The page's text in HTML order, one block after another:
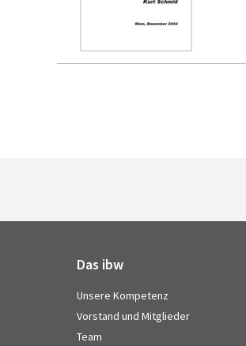
Das ibw
Unsere Kompetenz
Vorstand und Mitglieder
Team